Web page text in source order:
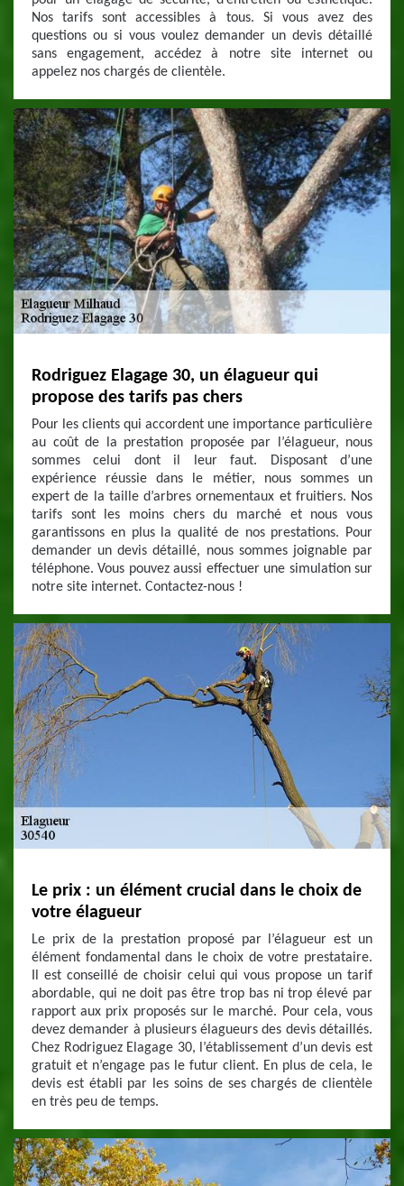
Nos tarifs sont accessibles à tous. Si vous avez des
questions ou si vous voulez demander un devis détaillé
sans engagement, accédez à notre site internet ou
appelez nos chargés de clientèle.
Rodriguez Elagage 30, un élagueur qui
propose des tarifs pas chers
Pour les clients qui accordent une importance particulière
au coût de la prestation proposée par l’élagueur, nous
sommes celui dont il leur faut. Disposant d’une
expérience réussie dans le métier, nous sommes un
expert de la taille d’arbres ornementaux et fruitiers. Nos
tarifs sont les moins chers du marché et nous vous
garantissons en plus la qualité de nos prestations. Pour
demander un devis détaillé, nous sommes joignable par
téléphone. Vous pouvez aussi effectuer une simulation sur
notre site internet. Contactez-nous !
Le prix : un élément crucial dans le choix de
votre élagueur
Le prix de la prestation proposé par l’élagueur est un
élément fondamental dans le choix de votre prestataire.
Il est conseillé de choisir celui qui vous propose un tarif
abordable, qui ne doit pas être trop bas ni trop élevé par
rapport aux prix proposés sur le marché. Pour cela, vous
devez demander à plusieurs élagueurs des devis détaillés.
Chez Rodriguez Elagage 30, l’établissement d’un devis est
gratuit et n’engage pas le futur client. En plus de cela, le
devis est établi par les soins de ses chargés de clientèle
en très peu de temps.